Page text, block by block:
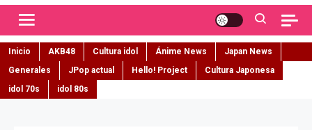
Inicio AKB48 Cultura idol Ánime News
Japan News
Generales
JPop actual Hello! Project
Cultura Japonesa
idol 70s
idol 80s